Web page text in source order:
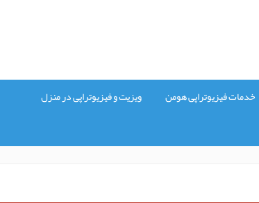
خدمات فیزیوتراپی هومن
ویزیت و فیزیوتراپی در منزل